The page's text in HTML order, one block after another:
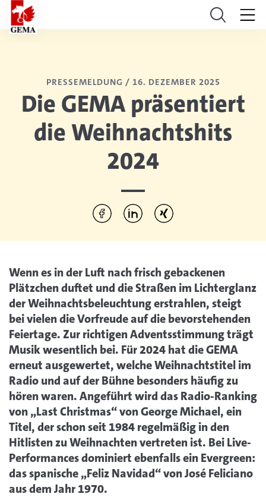
PRESSEMELDUNG / 16. DEZEMBER 2025
Die GEMA präsentiert
die Weihnachtshits
2024
Diesen Artikel teilen: Per Facebook teilen
Per LinkedIn teilen
Per Xing teilen
Wenn es in der Luft nach frisch gebackenen
Plätzchen duftet und die Straßen im Lichterglanz
der Weihnachtsbeleuchtung erstrahlen, steigt
bei vielen die Vorfreude auf die bevorstehenden
Feiertage. Zur richtigen Adventsstimmung trägt
Musik wesentlich bei. Für 2024 hat die GEMA
erneut ausgewertet, welche Weihnachtstitel im
Radio und auf der Bühne besonders häufig zu
hören waren. Angeführt wird das Radio-Ranking
von „Last Christmas“ von George Michael, ein
Titel, der schon seit 1984 regelmäßig in den
Hitlisten zu Weihnachten vertreten ist. Bei Live-
Performances dominiert ebenfalls ein Evergreen:
das spanische „Feliz Navidad“ von José Feliciano
aus dem Jahr 1970.